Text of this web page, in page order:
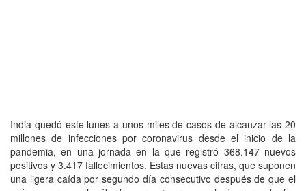
India quedó este lunes a unos miles de casos de alcanzar las 20
millones de infecciones por coronavirus desde el inicio de la
pandemia, en una jornada en la que registró 368.147 nuevos
positivos y 3.417 fallecimientos. Estas nuevas cifras, que suponen
una ligera caída por segundo día consecutivo después de que el